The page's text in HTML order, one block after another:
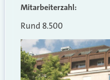
Mitarbeiterzahl:
Rund 8.500